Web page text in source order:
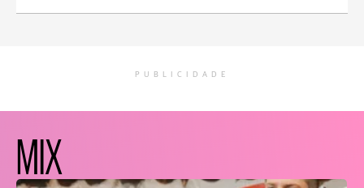
PUBLICIDADE
MIX